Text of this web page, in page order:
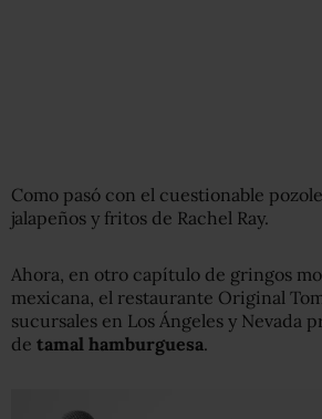
Como pasó con el cuestionable
jalapeños y fritos de Rachel Ray.
Ahora, en otro capítulo de gringos
mexicana, el restaurante Original
sucursales en Los Ángeles y Nevada
de tamal hamburguesa.